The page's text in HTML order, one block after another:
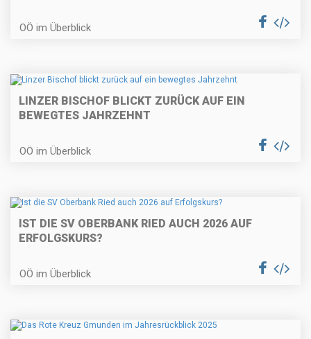
OÖ im Überblick
LINZER BISCHOF BLICKT ZURÜCK AUF EIN
BEWEGTES JAHRZEHNT
OÖ im Überblick
IST DIE SV OBERBANK RIED AUCH 2026 AUF
ERFOLGSKURS?
OÖ im Überblick